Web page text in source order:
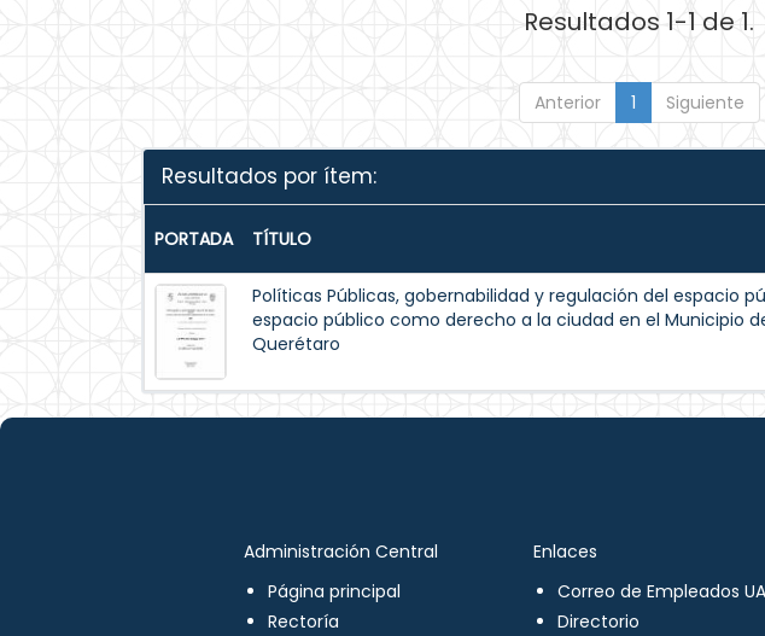
Resultados 1-1 de 1.
Anterior 1 Siguiente
Resultados por ítem:
PORTADA TÍTULO
Políticas Públicas, gobernabilidad y regulación del espacio
espacio público como derecho a la ciudad en el Municipio
Querétaro
Administración Central
Página principal
Rectoría
Enlaces
Correo de Empleados
Directorio